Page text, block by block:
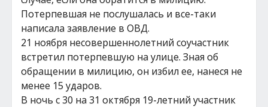
Потерпевшая не послушалась и все-таки
написала заявление в ОВД.
21 ноября несовершеннолетний соучастник
встретил потерпевшую на улице. Зная об
обращении в милицию, он избил ее, нанеся не
менее 15 ударов.
В ночь с 30 на 31 октября 19-летний участник